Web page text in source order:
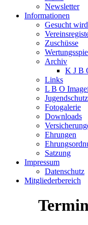
Newsletter
Informationen
Gesucht
Zuschüsse
Archiv
K J B
Links
L B O
Jugendschutz
Fotogalerie
Downloads
Ehrungen
Satzung
Impressum
Datenschutz
Mitgliederbereich